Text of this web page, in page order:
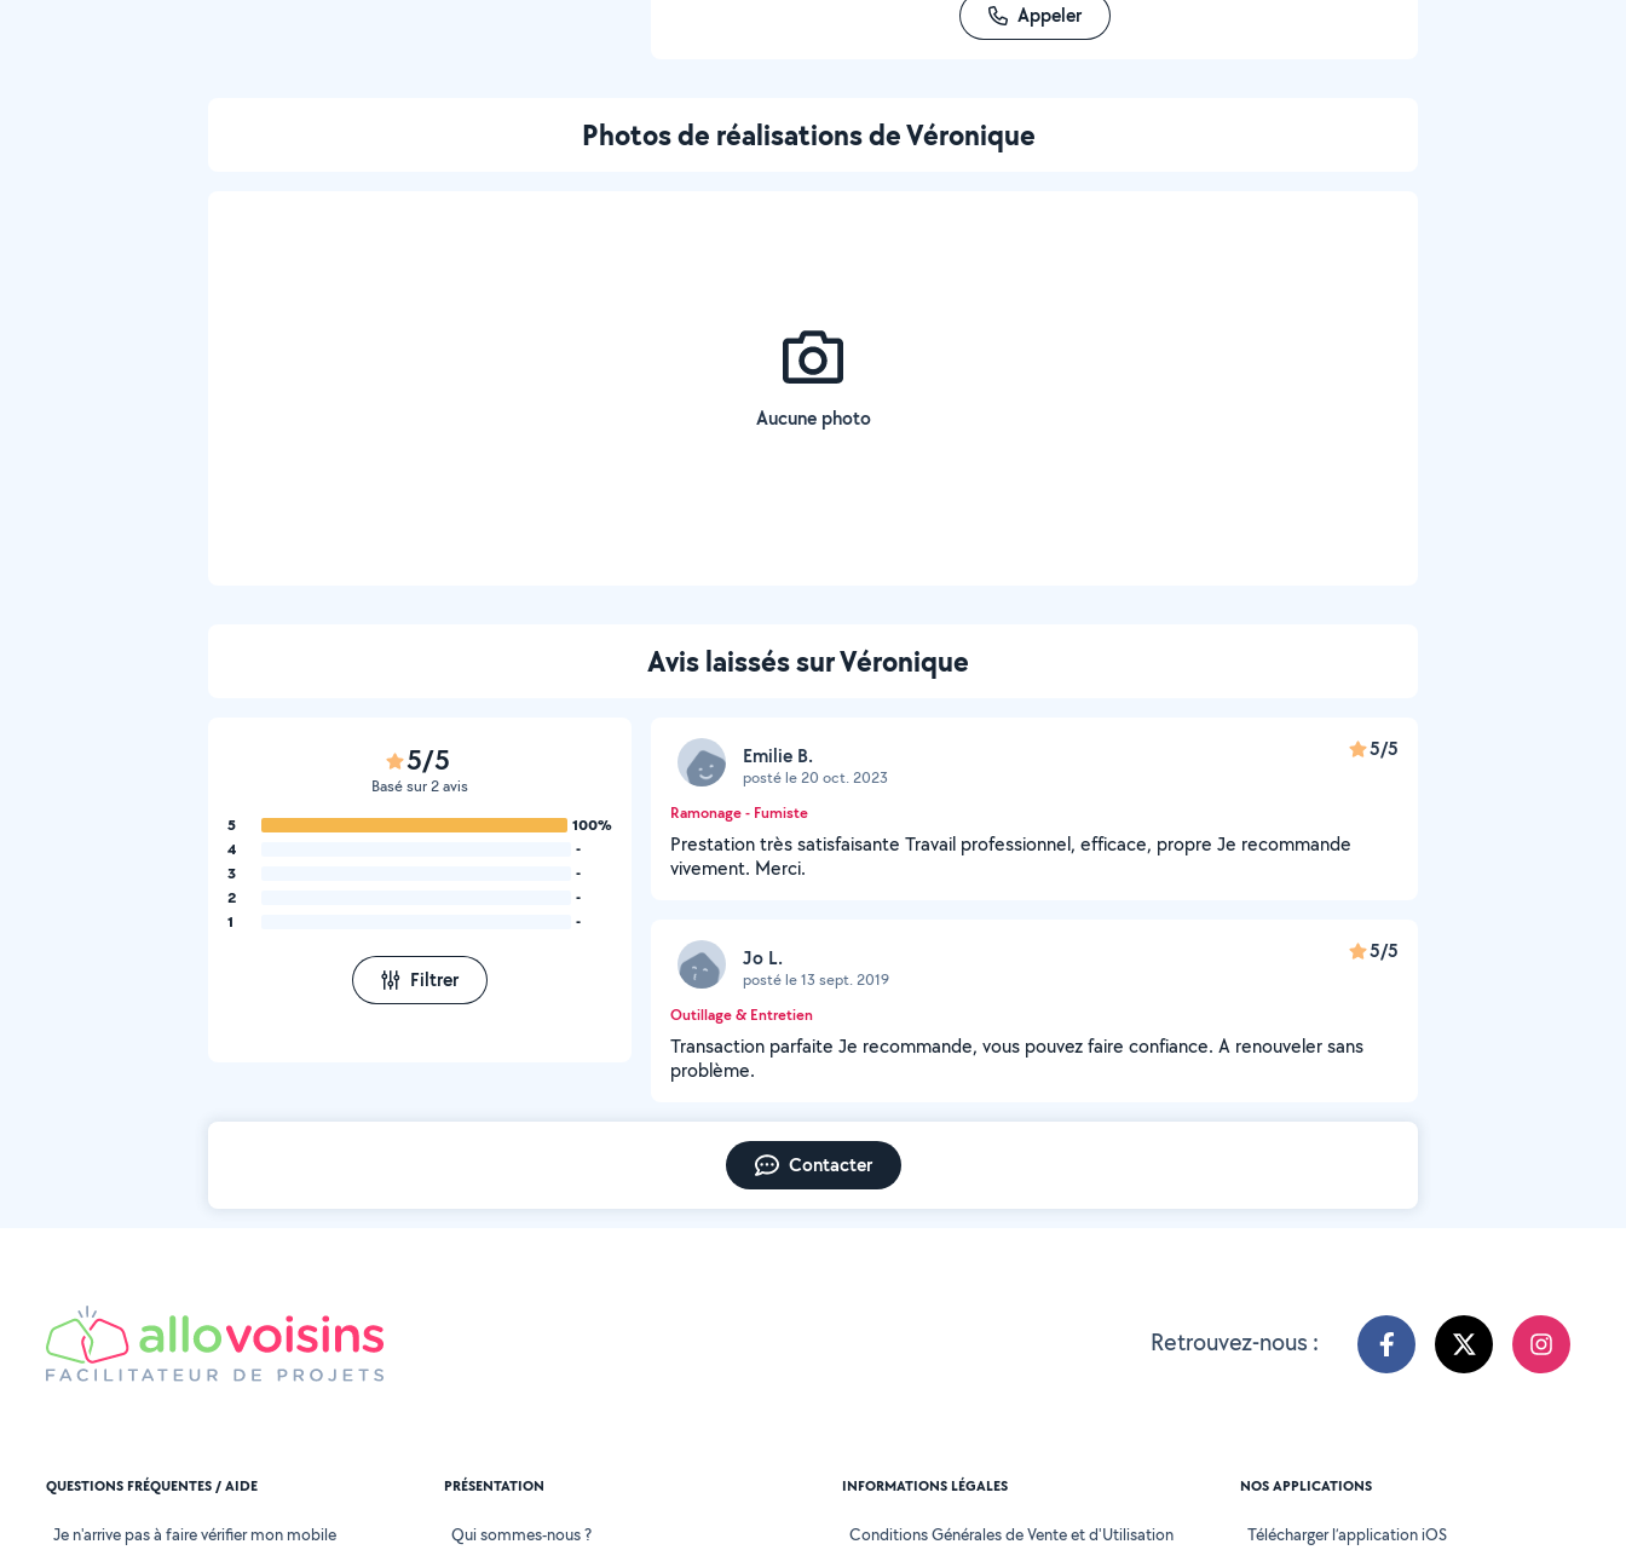
Appeler
Photos de réalisations de Véronique
Aucune photo
Avis laissés sur Véronique
5/5
Basé sur 2 avis
5
100%
4
-
3
-
2
-
1
-
Filtrer
Emilie B.
posté le 20 oct. 2023
5/5
Ramonage - Fumiste
Prestation très satisfaisante Travail professionnel, efficace, propre Je recommande
vivement. Merci.
Jo L.
posté le 13 sept. 2019
5/5
Outillage & Entretien
Transaction parfaite Je recommande, vous pouvez faire confiance. A renouveler sans
problème.
Contacter
Retrouvez-nous :
QUESTIONS FRÉQUENTES / AIDE
Je n'arrive pas à faire vérifier mon mobile
PRÉSENTATION
Qui sommes-nous ?
INFORMATIONS LÉGALES
Conditions Générales de Vente et d'Utilisation
NOS APPLICATIONS
Télécharger l’application iOS